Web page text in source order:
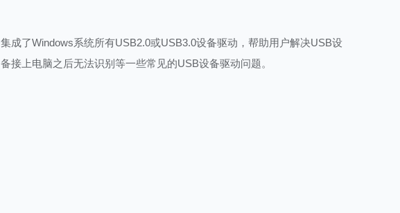
集成了Windows系统所有USB2.0或USB3.0设备驱动，帮助用户解决USB设
备接上电脑之后无法识别等一些常见的USB设备驱动问题。